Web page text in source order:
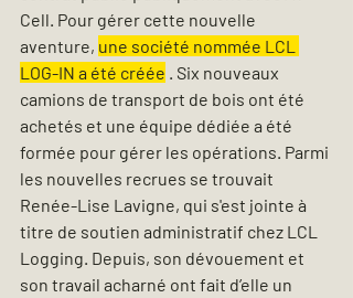
Cell. Pour gérer cette nouvelle
aventure, une société nommée LCL
LOG-IN a été créée . Six nouveaux
camions de transport de bois ont été
achetés et une équipe dédiée a été
formée pour gérer les opérations. Parmi
les nouvelles recrues se trouvait
Renée-Lise Lavigne, qui s'est jointe à
titre de soutien administratif chez LCL
Logging. Depuis, son dévouement et
son travail acharné ont fait d’elle un